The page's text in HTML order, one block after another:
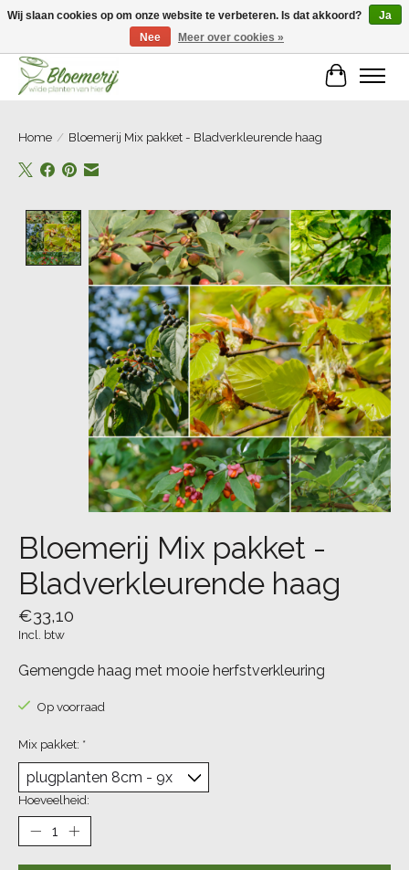
Home / Bloemerij Mix pakket - Bladverkleurende haag
Product image slideshow Items
Bloemerij Mix pakket -
Bladverkleurende haag
€33,10
Incl. btw
Gemengde haag met mooie herfstverkleuring
Op voorraad
Mix pakket: *
Hoeveelheid:
Wij slaan cookies op om onze website te verbeteren. Is dat akkoord?
Ja
Nee
Meer over cookies »